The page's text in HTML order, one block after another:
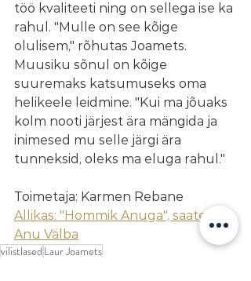
töö kvaliteeti ning on sellega ise ka
rahul. "Mulle on see kõige
olulisem," rõhutas Joamets.
Muusiku sõnul on kõige
suuremaks katsumuseks oma
helikeele leidmine. "Kui ma jõuaks
kolm nooti järjest ära mängida ja
inimesed mu selle järgi ära
tunneksid, oleks ma eluga rahul."
Toimetaja: Karmen Rebane
Allikas: "Hommik Anuga", saatejuht
Anu Välba
vilistlased Laur Joamets